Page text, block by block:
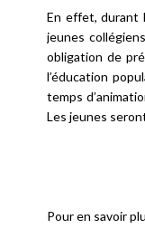
En effet, durant
jeunes
obligation de
l’éducation
temps
Les jeunes
Pour en savoir